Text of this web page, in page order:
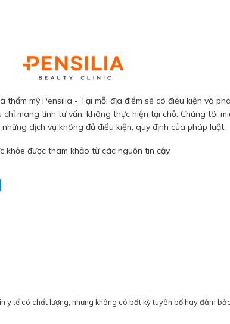
thẩm mỹ Pensilia - Tại mỗi địa điểm sẽ có điều kiện và
mang tính tư vấn, không thực hiện tại chỗ. Chúng tôi
dịch vụ không đủ điều kiện, quy định của pháp luật.
khỏe được tham khảo từ các nguồn tin cậy.
y tế có chất lượng, nhưng không có bất kỳ tuyên bố hay đảm